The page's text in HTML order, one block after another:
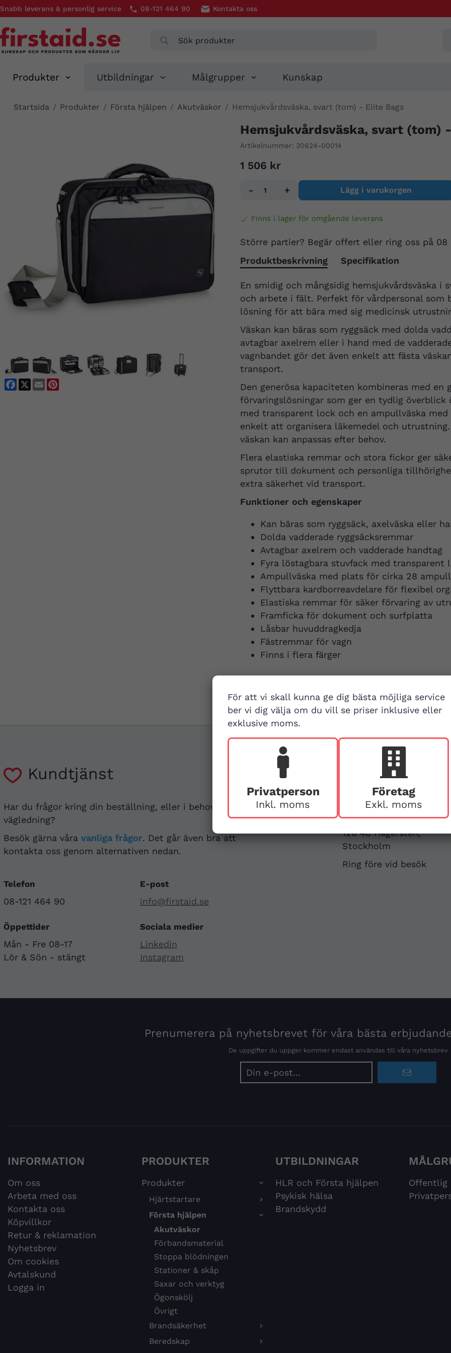
För att vi skall kunna ge dig bästa möjliga service
ber vi dig välja om du vill se priser inklusive eller
exklusive moms.
Privatperson
Inkl. moms
Företag
Exkl. moms
Snabb leverans & personlig service 08-121 464 90 Kontakta oss
Produkter Utbildningar Målgrupper Kunskap
Startsida / Produkter / Första hjälpen / Akutväskor / Hemsjukvårdsväska, svart (tom) - Elite Bags
Facebook
X Email
Hemsjukvårdsväska, svart (tom)
Artikelnummer: 30624-00014
1 506 kr
- + Lägg i varukorgen
Finns i lager för omgående leverans
Större partier? Begär offert eller ring oss på 08
Produktbeskrivning
Specifikation
En smidig och mångsidig hemsjukvårdsväska i
och arbete i fält. Perfekt för vårdpersonal som
lösning för att bära med sig medicinsk
Väskan kan bäras som ryggsäck med dolda
avtagbar axelrem eller i hand med de
vagnbandet gör det även enkelt att fästa
transport.
Den generösa kapaciteten kombineras med
förvaringslösningar som ger en tydlig
med transparent lock och en ampullväska
enkelt att organisera läkemedel och
väskan kan anpassas efter behov.
Flera elastiska remmar och stora fickor ger
sprutor till dokument och personliga
extra säkerhet vid transport.
Funktioner och egenskaper
Kan bäras som ryggsäck, axelväska eller
Dolda vadderade ryggsäcksremmar
Avtagbar axelrem och vadderade handtag
Fyra löstagbara stuvfack med transparent
Ampullväska med plats för cirka 28
Flyttbara kardborreavdelare för flexibel
Elastiska remmar för säker förvaring av
Framficka för dokument och surfplatta
Låsbar huvuddragkedja
Fästremmar för vagn
Finns i flera färger
Kundtjänst
Har du frågor kring din beställning, eller i behov av
vägledning?
Besök gärna våra vanliga frågor. Det går även bra att
kontakta oss genom alternativen nedan.
Telefon
08-121 464 90
E-post
info@firstaid.se
Öppettider
Mån - Fre 08-17
Lör & Sön - stängt
Sociala medier
Linkedin
Instagram
Besök
First Aid Sweden
Hägerstensvägen 125
126 48 Hägersten,
Stockholm
Ring före vid besök
Prenumerera på nyhetsbrevet för våra bästa
De uppgifter du uppger kommer endast användas till våra nyhetsbrev
postadress
INFORMATION
Om oss
Arbeta med oss
Kontakta oss
Köpvillkor
Retur & reklamation
Nyhetsbrev
Om cookies
Avtalskund
Logga in
PRODUKTER
Produkter
Hjärtstartare
Första hjälpen
Akutväskor
Förbandsmaterial
Stoppa blödningen
Stationer & skåp
Saxar och verktyg
Ögonskölj
Övrigt
Brandsäkerhet
Beredskap
UTBILDNINGAR
HLR och Första hjälpen
Psykisk hälsa
Brandskydd
Offentlig